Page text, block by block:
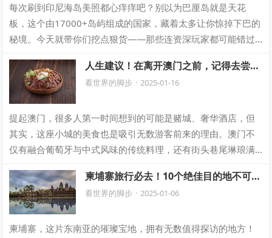
每次刷到印尼海岛美照都心痒痒吧？别以为巴厘岛就是天花
板，这个由17000+岛屿组成的国家，藏着太多让你惊掉下巴的
秘境。今天就带你们挖点狠货——那些连资深玩家都可能错过
人生建议！在离开澳门之前，记得去尝试
这9家餐厅
看世界的脚步 · 2025-01-16
提起澳门，很多人第一时间想到的可能是赌城、奢华酒店，但
其实，这座小城的美食也是吸引无数游客前来的理由。澳门不
仅有融合葡萄牙与中式风味的传统料理，还有街头巷尾琳琅满
柬埔寨旅行必去！10个绝佳目的地不可错
过！
看世界的脚步 · 2025-01-06
柬埔寨，这片东南亚的璀璨宝地，拥有无数值得探访的地方！